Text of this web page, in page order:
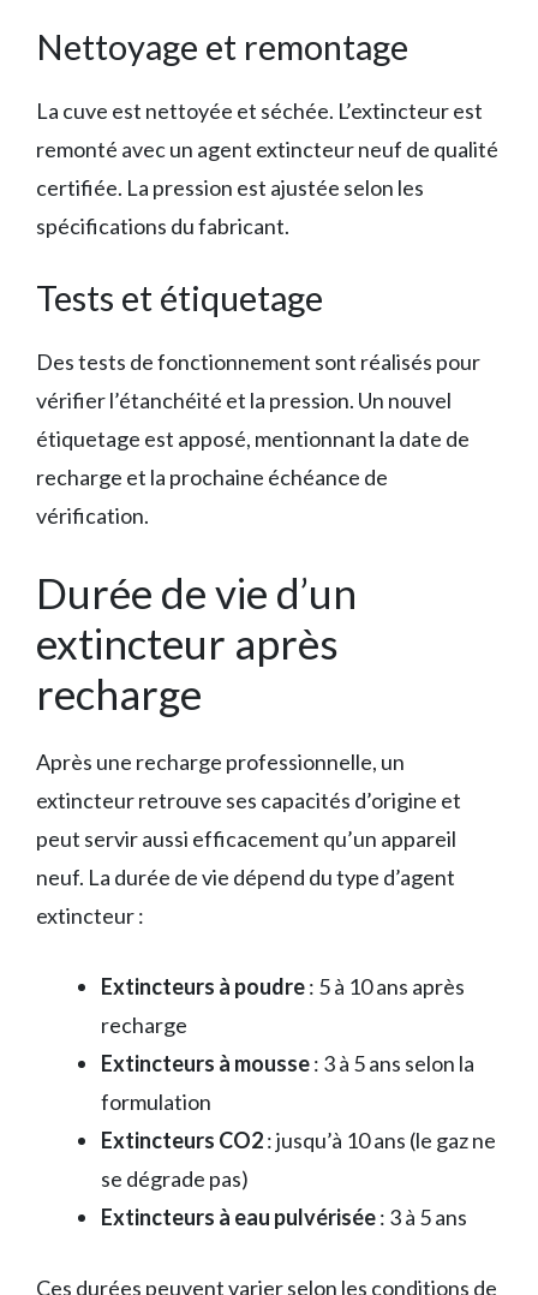
Nettoyage et remontage
La cuve est nettoyée et séchée. L’extincteur est
remonté avec un agent extincteur neuf de qualité
certifiée. La pression est ajustée selon les
spécifications du fabricant.
Tests et étiquetage
Des tests de fonctionnement sont réalisés pour
vérifier l’étanchéité et la pression. Un nouvel
étiquetage est apposé, mentionnant la date de
recharge et la prochaine échéance de
vérification.
Durée de vie d’un
extincteur après
recharge
Après une recharge professionnelle, un
extincteur retrouve ses capacités d’origine et
peut servir aussi efficacement qu’un appareil
neuf. La durée de vie dépend du type d’agent
extincteur :
Extincteurs à poudre: 5 à 10 ans après
recharge
Extincteurs à mousse: 3 à 5 ans selon la
formulation
Extincteurs CO2: jusqu’à 10 ans (le gaz ne
se dégrade pas)
Extincteurs à eau pulvérisée: 3 à 5 ans
Ces durées peuvent varier selon les conditions de